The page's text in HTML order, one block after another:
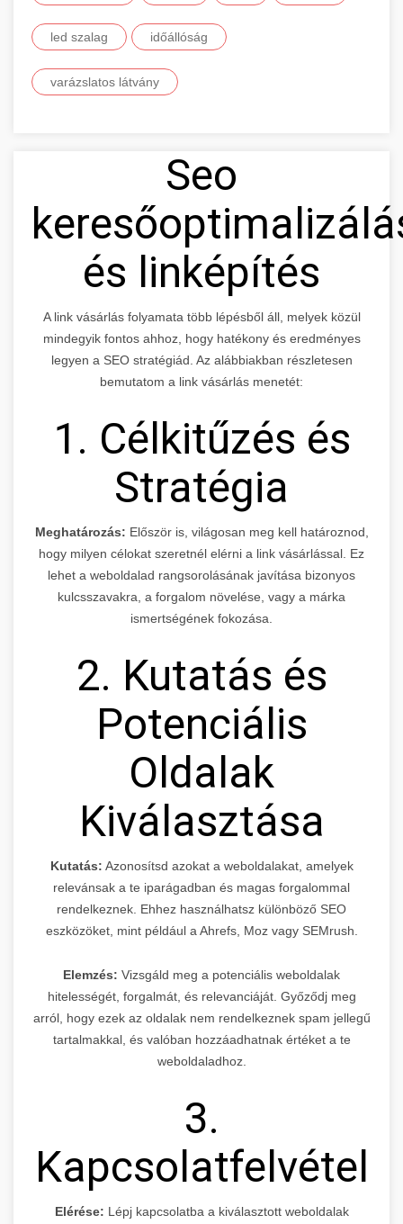
led szalag időállóság
varázslatos látvány
Seo
és linképítés
A link vásárlás folyamata több lépésből áll, melyek közül
mindegyik fontos ahhoz, hogy hatékony és eredményes
legyen a SEO stratégiád. Az alábbiakban részletesen
bemutatom a link vásárlás menetét:
1. Célkitűzés és
Stratégia
Meghatározás: Először is, világosan meg kell határoznod,
hogy milyen célokat szeretnél elérni a link vásárlással. Ez
lehet a weboldalad rangsorolásának javítása bizonyos
kulcsszavakra, a forgalom növelése, vagy a márka
ismertségének fokozása.
2. Kutatás és
Potenciális
Oldalak
Kiválasztása
Kutatás: Azonosítsd azokat a weboldalakat, amelyek
relevánsak a te iparágadban és magas forgalommal
rendelkeznek. Ehhez használhatsz különböző SEO
eszközöket, mint például a Ahrefs, Moz vagy SEMrush.
Elemzés: Vizsgáld meg a potenciális weboldalak
hitelességét, forgalmát, és relevanciáját. Győződj meg
arról, hogy ezek az oldalak nem rendelkeznek spam jellegű
tartalmakkal, és valóban hozzáadhatnak értéket a te
weboldaladhoz.
3.
Kapcsolatfelvétel
Elérése: Lépj kapcsolatba a kiválasztott weboldalak